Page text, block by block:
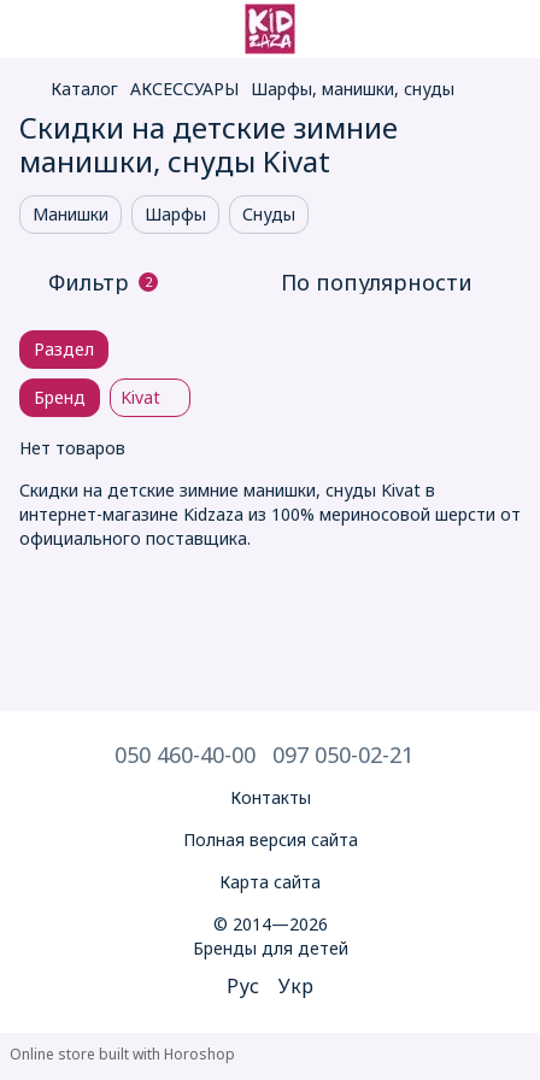
Каталог АКСЕССУАРЫ Шарфы, манишки, снуды
Скидки на детские зимние
манишки, снуды Kivat
Манишки Шарфы Снуды
Фильтр 2 По популярности
Раздел
Бренд Kivat
Нет товаров
Скидки на детские зимние манишки, снуды Kivat в
интернет-магазине Kidzaza из 100% мериносовой шерсти от
официального поставщика.
050 460-40-00 097 050-02-21
Контакты
Полная версия сайта
Карта сайта
© 2014—2026
Бренды для детей
Рус Укр
Online store built with Horoshop